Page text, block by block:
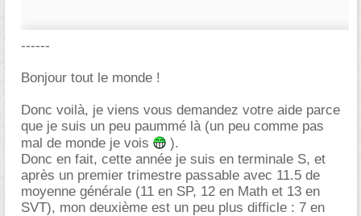
------
Bonjour tout le monde !
Donc voilà, je viens vous demandez votre aide parce
que je suis un peu paummé là (un peu comme pas
mal de monde je vois
).
Donc en fait, cette année je suis en terminale S, et
après un premier trimestre passable avec 11.5 de
moyenne générale (11 en SP, 12 en Math et 13 en
SVT), mon deuxième est un peu plus difficle : 7 en